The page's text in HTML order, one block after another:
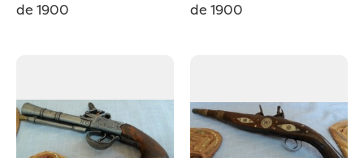
de 1900
de 1900